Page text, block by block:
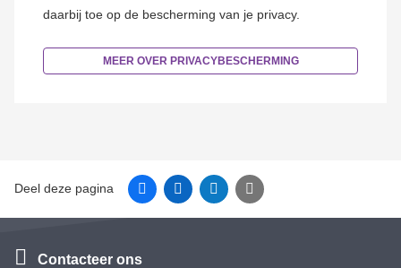
daarbij toe op de bescherming van je privacy.
MEER OVER PRIVACYBESCHERMING
Deel deze pagina FacebookLinkedinTwitter E-mail
Contacteer ons